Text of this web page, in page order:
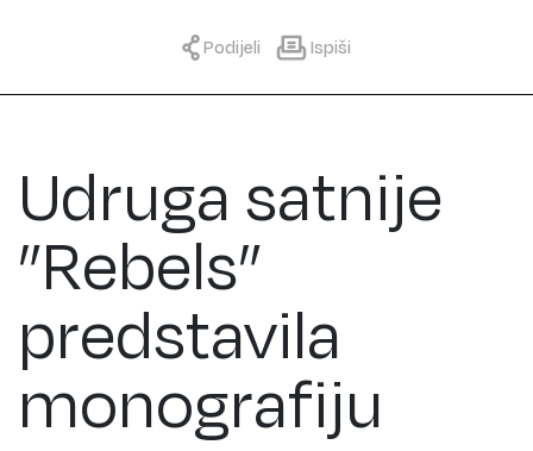
Podijeli Ispiši
Udruga satnije
”Rebels”
predstavila
monografiju